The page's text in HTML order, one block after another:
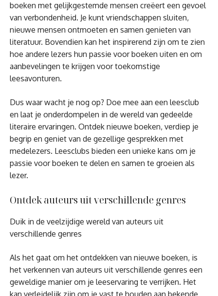
boeken met gelijkgestemde mensen creëert een gevoel
van verbondenheid. Je kunt vriendschappen sluiten,
nieuwe mensen ontmoeten en samen genieten van
literatuur. Bovendien kan het inspirerend zijn om te zien
hoe andere lezers hun passie voor boeken uiten en om
aanbevelingen te krijgen voor toekomstige
leesavonturen.
Dus waar wacht je nog op? Doe mee aan een leesclub
en laat je onderdompelen in de wereld van gedeelde
literaire ervaringen. Ontdek nieuwe boeken, verdiep je
begrip en geniet van de gezellige gesprekken met
medelezers. Leesclubs bieden een unieke kans om je
passie voor boeken te delen en samen te groeien als
lezer.
Ontdek auteurs uit verschillende genres
Duik in de veelzijdige wereld van auteurs uit
verschillende genres
Als het gaat om het ontdekken van nieuwe boeken, is
het verkennen van auteurs uit verschillende genres een
geweldige manier om je leeservaring te verrijken. Het